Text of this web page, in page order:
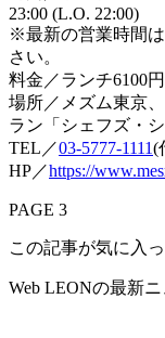
23:00 (L.O. 22:00)
※最新の営業時間
さい。
料金／ランチ6100
場所／メズム東京
ラン「シェフズ・シ
TEL／03-5777-1111(
HP／https://
PAGE 3
この記事が気に入
Web LEONの最新